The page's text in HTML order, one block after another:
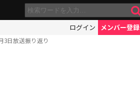
ログイン メンバー登録
日放送振り返り